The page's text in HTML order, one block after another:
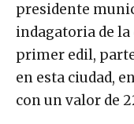
presidente
indagatoria de
primer edil,
en esta ciudad,
con un valor de